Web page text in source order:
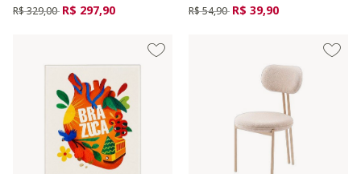
Preço reduzido de
R$ 329,00 para
R$ 297,90 Preço reduzido de
R$ 54,90 para
R$ 39,90